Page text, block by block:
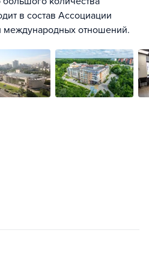
в состав Ассоциации
отношений.